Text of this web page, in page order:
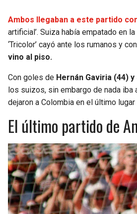
Ambos llegaban a este partido
artificial’. Suiza había empatado en
‘Tricolor’ cayó ante los rumanos y
vino al piso.
Con goles de Hernán Gaviria (44)
los suizos, sin embargo de nada iba
dejaron a Colombia en el último
El último partido de